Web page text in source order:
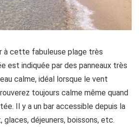
à cette fabuleuse plage très
est indiquée par des panneaux très
calme, idéal lorsque le vent
toujours calme même quand
Il y a un bar accessible depuis la
glaces, déjeuners, boissons, etc.